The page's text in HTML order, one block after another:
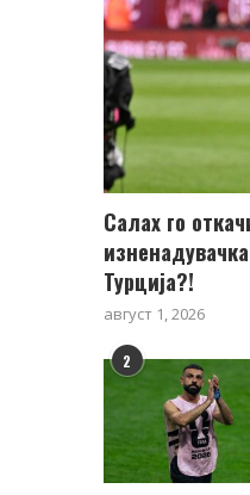
Салах го
Турција?!
август 1, 2026
2